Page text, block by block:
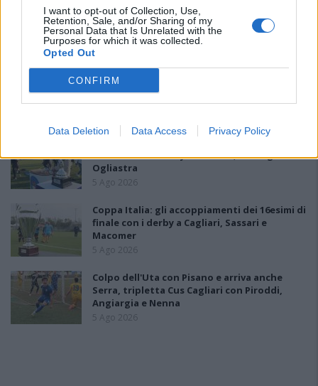
I want to opt-out of Collection, Use,
Retention, Sale, and/or Sharing of my
Personal Data that Is Unrelated with the
Purposes for which it was collected.
Opted Out
CONFIRM
Data Deletion Data Access Privacy Policy
Anche il Fasano out e le ammissioni salgono
a sei, l'Ilva è la prima società tra le non
ripescate
5 Ago 2026
Il Buddusò in mani sicure con Mario Fadda, il
Monte Alma riparte da Ivano Falchi
5 Ago 2026
di finale con i derby di Gallura, Barbagia e
Ogliastra
5 Ago 2026
Coppa Italia: gli accoppiamenti dei 16esimi di
finale con i derby a Cagliari, Sassari e
Macomer
5 Ago 2026
Colpo dell'Uta con Pisano e arriva anche
Serra, tripletta Cus Cagliari con Piroddi,
Angiargia e Nenna
5 Ago 2026